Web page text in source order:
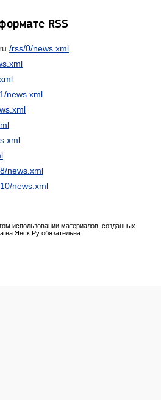
RSS
/rss/0/news.xml
news.xml
news.xml
news.xml
использовании материалов, созданных
на Янск.Ру обязательна.